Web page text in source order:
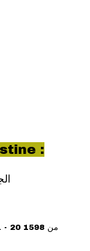
:
1 - 20 من 1598